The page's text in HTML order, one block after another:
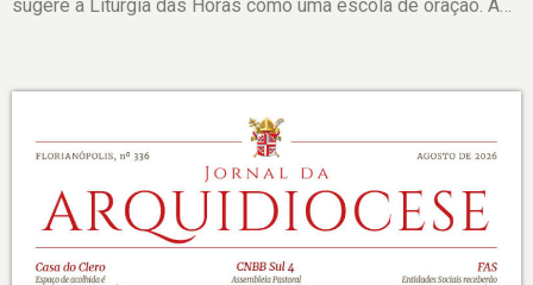
sugere a Liturgia das Horas como uma escola de oração. A…